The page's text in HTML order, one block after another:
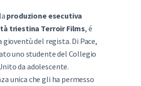
produzione esecutiva
triestina Terroir Films, é
del regista. Di Pace,
uno studente del Collegio
da adolescente.
unica che gli ha permesso